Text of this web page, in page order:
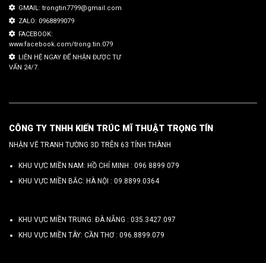
GMAIL: trongtin7799@gmail.com
ZALO: 0968899079
FACEBOOK:
www.facebook.com/trong.tin.079
LIÊN HỆ NGAY ĐỂ NHẬN ĐƯỢC TƯ
VẤN 24/7.
CÔNG TY TNHH KIẾN TRÚC MĨ THUẬT TRỌNG TÍN
NHẬN VẼ TRANH TƯỜNG 3D TRÊN 63 TỈNH THÀNH
KHU VỰC MIỀN NAM: HỒ CHÍ MINH : 096 8899 079
KHU VỰC MIỀN BẮC: HÀ NỘI : 09.8899.0364
KHU VỰC MIỀN TRUNG: ĐÀ NẴNG : 035.3427.097
KHU VỰC MIỀN TÂY: CẦN THƠ : 096.8899.079